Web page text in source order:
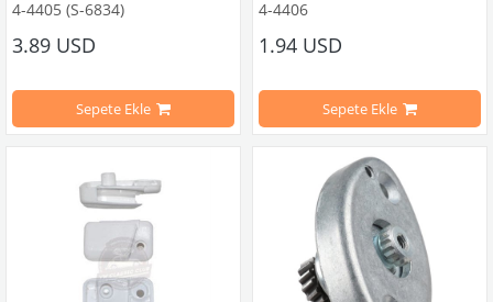
VWC Parça No: 4-4405 OEM Parça No: 133857561
4-4405 (S-6834)
3.89 USD
Sepete Ekle
4-4406
1.94 USD
Sepete Ekle